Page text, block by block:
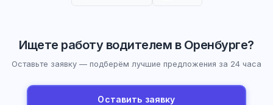
Ищете работу водителем в Оренбурге?
Оставьте заявку — подберём лучшие предложения за 24 часа
Оставить заявку